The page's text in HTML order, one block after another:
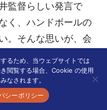
監督らしい発言で
く、ハンドボールの
。そんな思いが、会
るため、当ウェブサイトでは
閲覧する場合、Cookie の使用
なされます。
シーポリシー